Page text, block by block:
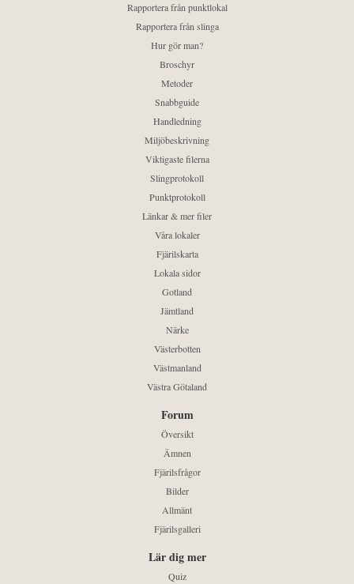
Rapportera från punktlokal
Rapportera från slinga
Hur gör man?
Broschyr
Metoder
Snabbguide
Handledning
Miljöbeskrivning
Viktigaste filerna
Slingprotokoll
Punktprotokoll
Länkar & mer filer
Våra lokaler
Fjärilskarta
Lokala sidor
Gotland
Jämtland
Närke
Västerbotten
Västmanland
Västra Götaland
Forum
Översikt
Ämnen
Fjärilsfrågor
Bilder
Allmänt
Fjärilsgalleri
Lär dig mer
Quiz